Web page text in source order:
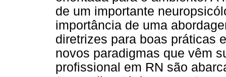
de um importante
importância de uma
diretrizes para boas práticas
novos paradigmas que vêm
profissional em RN são